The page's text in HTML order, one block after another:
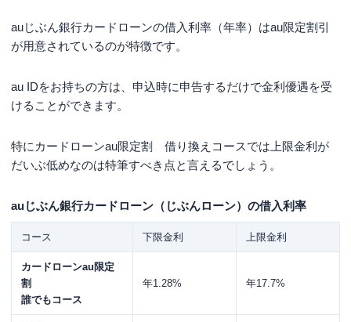
auじぶん銀行カードローンの借入利率（年率）はau限定割引
が用意されているのが特徴です。
au IDをお持ちの方は、申込時に申告するだけで金利優遇を受
けることができます。
特にカードローンau限定割 借り換えコースでは上限金利が
だいぶ低めなのは特筆すべき点と言えるでしょう。
auじぶん銀行カードローン（じぶんローン）の借入利率
コース 下限金利 上限金利
カードローンau限定
割
誰でもコース
年1.28% 年17.7%